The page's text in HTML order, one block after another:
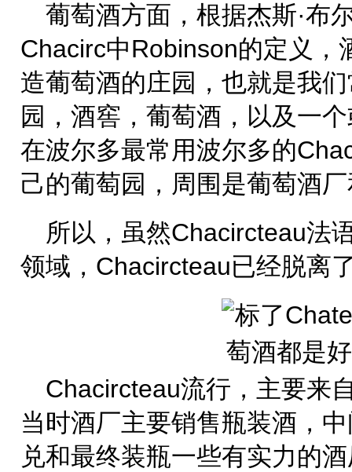
葡萄酒方面，根据杰斯·布
Chacirc中Robinson的定义，
造葡萄酒的庄园，也就是我
园，酒窖，葡萄酒，以及一
在波尔多最常用波尔多的
己的葡萄园，周围是葡萄酒
所以，虽然Chacircteau法
领域，Chacircteau已经脱离
Chacircteau流行，主要来
当时酒厂主要销售瓶装酒，
兑和最终装瓶一些有实力的